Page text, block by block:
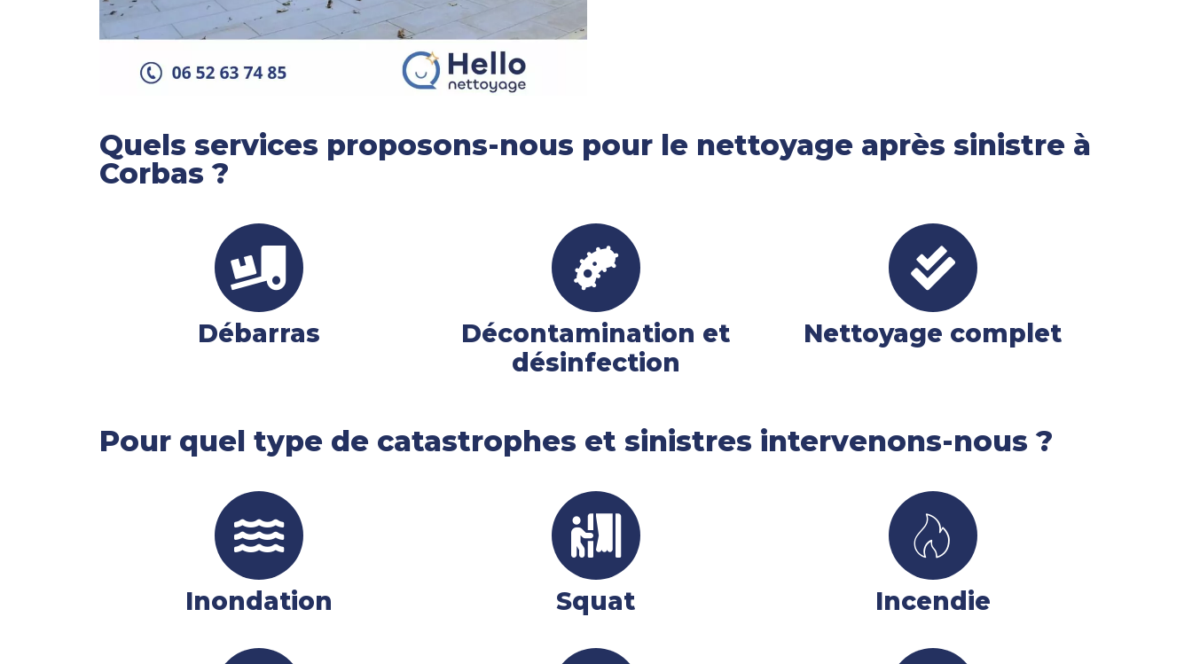
Quels services proposons-nous pour le nettoyage après sinistre à
Corbas ?
Débarras
Décontamination et
désinfection
Nettoyage complet
Pour quel type de catastrophes et sinistres intervenons-nous ?
Inondation Squat Incendie